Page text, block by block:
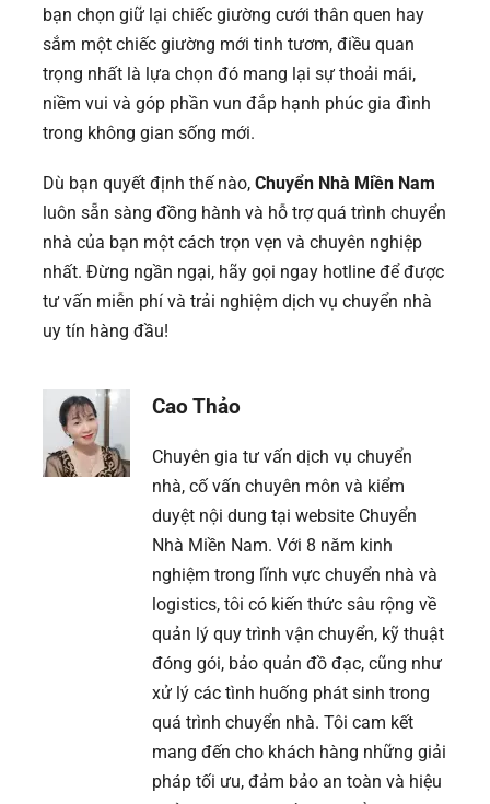
bạn chọn giữ lại chiếc giường cưới thân quen hay
sắm một chiếc giường mới tinh tươm, điều quan
trọng nhất là lựa chọn đó mang lại sự thoải mái,
niềm vui và góp phần vun đắp hạnh phúc gia đình
trong không gian sống mới.
Dù bạn quyết định thế nào, Chuyển Nhà Miền Nam
luôn sẵn sàng đồng hành và hỗ trợ quá trình chuyển
nhà của bạn một cách trọn vẹn và chuyên nghiệp
nhất. Đừng ngần ngại, hãy gọi ngay hotline để được
tư vấn miễn phí và trải nghiệm dịch vụ chuyển nhà
uy tín hàng đầu!
Cao Thảo
Chuyên gia tư vấn dịch vụ chuyển
nhà, cố vấn chuyên môn và kiểm
duyệt nội dung tại website Chuyển
Nhà Miền Nam. Với 8 năm kinh
nghiệm trong lĩnh vực chuyển nhà và
logistics, tôi có kiến thức sâu rộng về
quản lý quy trình vận chuyển, kỹ thuật
đóng gói, bảo quản đồ đạc, cũng như
xử lý các tình huống phát sinh trong
quá trình chuyển nhà. Tôi cam kết
mang đến cho khách hàng những giải
pháp tối ưu, đảm bảo an toàn và hiệu